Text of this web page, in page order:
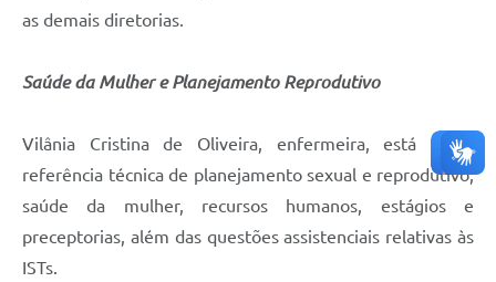
as demais diretorias.
Saúde da Mulher e Planejamento Reprodutivo
Vilânia Cristina de Oliveira, enfermeira, está como
referência técnica de planejamento sexual e reprodutivo,
saúde da mulher, recursos humanos, estágios e
preceptorias, além das questões assistenciais relativas às
ISTs.